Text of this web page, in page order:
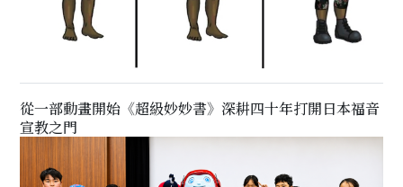
從一部動畫開始《超級妙妙書》深耕四十年打開日本福音
宣教之門